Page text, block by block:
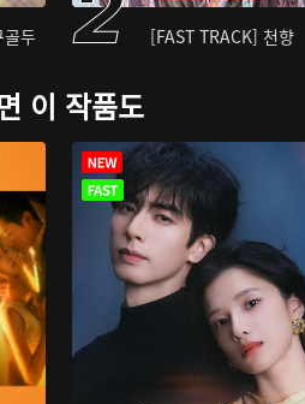
두 [FAST TRACK] 천향
이 작품도